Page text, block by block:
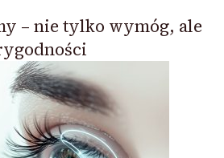
– nie tylko wymóg, ale